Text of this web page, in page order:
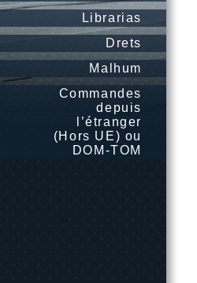
Librarias
Drets
Malhum
Commandes
depuis
l’étranger
(Hors UE) ou
DOM-TOM